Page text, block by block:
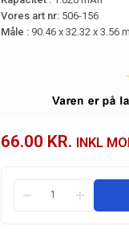
Vores art nr: 506-156
Måle : 90.46 x 32.32 x 3.56
66.00 KR. INKL